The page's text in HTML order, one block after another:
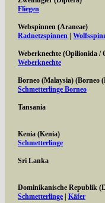
Fliegen
Webspinnen (Araneae)
Radnetzspinnen
Weberknechte (Opilionida /
Weberknechte
Borneo (Malaysia) (Borneo
Schmetterlinge Borneo
Tansania
Kenia (Kenia)
Schmetterlinge
Sri Lanka
Dominikanische Republik
Schmetterlinge
Käfer